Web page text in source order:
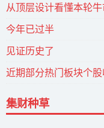
从顶层设计看懂本轮
今年已过半
见证历史了
近期部分热门板块个
集财种草